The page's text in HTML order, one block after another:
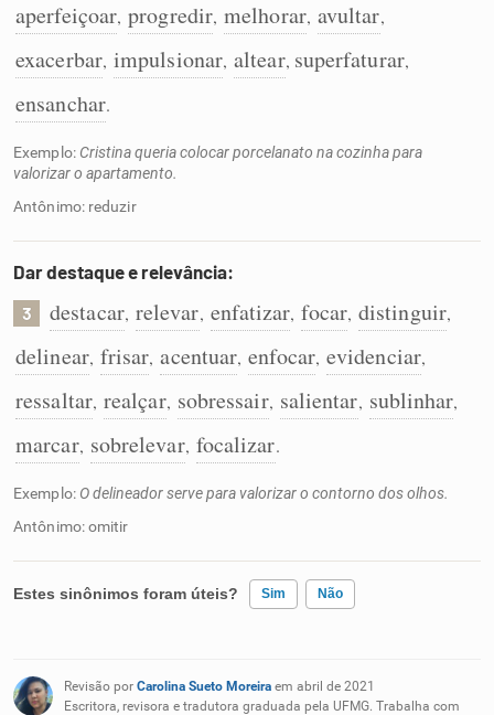
aperfeiçoar, progredir, melhorar, avultar,
exacerbar, impulsionar, altear, superfaturar,
ensanchar.
Exemplo: Cristina queria colocar porcelanato na cozinha para
valorizar o apartamento.
Antônimo: reduzir
Dar destaque e relevância:
3 destacar, relevar, enfatizar, focar, distinguir,
delinear, frisar, acentuar, enfocar, evidenciar,
ressaltar, realçar, sobressair, salientar, sublinhar,
marcar, sobrelevar, focalizar.
Exemplo: O delineador serve para valorizar o contorno dos olhos.
Antônimo: omitir
Estes sinônimos foram úteis? Sim Não
Nenhum dos sinônimos apresentados me ajudou
Revisão por Carolina Sueto Moreira em abril de 2021
Escritora, revisora e tradutora graduada pela UFMG. Trabalha com